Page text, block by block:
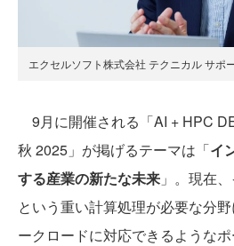
エクセルソフト株式会社 テクニカル サポ
9月に開催される「AI + HPC
秋 2025」が掲げるテーマは「イ
する産業の新たな未来 」。現在
という重い計算処理が必要な分
ークロードに対応できるような